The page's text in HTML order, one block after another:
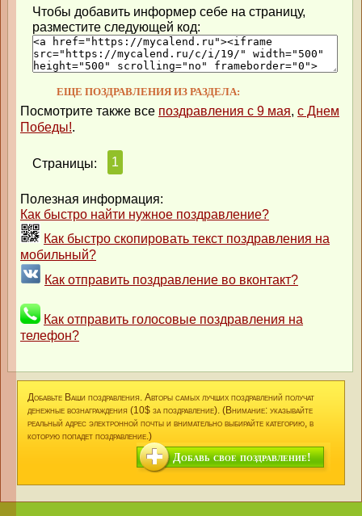
Чтобы добавить информер себе на страницу,
разместите следующей код:
ЕЩЕ ПОЗДРАВЛЕНИЯ ИЗ РАЗДЕЛА:
Посмотрите также все поздравления с 9 мая, с Днем
Победы!.
Страницы: 1
Полезная информация:
Как быстро найти нужное поздравление?
Как быстро скопировать текст поздравления на
мобильный?
Как отправить поздравление во вконтакт?
Как отправить голосовые поздравления на
телефон?
Добавьте Ваши поздравления. Авторы самых лучших поздравлений получат
денежные вознаграждения (10$ за поздравление). (Внимание: указывайте
реальный адрес электронной почты и внимательно выбирайте категорию, в
которую попадет поздравление.)
Добавь свое поздравление!